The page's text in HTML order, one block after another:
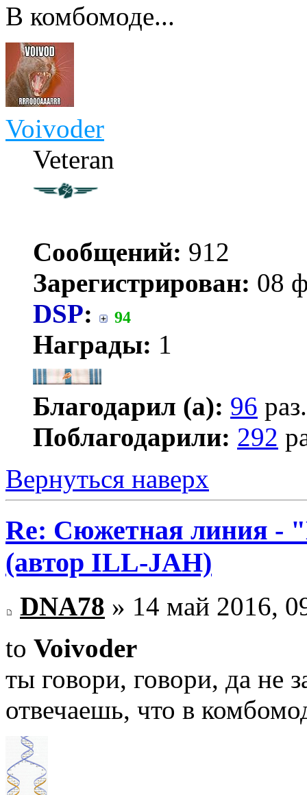
В комбомоде...
Voivoder
Veteran
Сообщений: 912
Зарегистрирован: 08
DSP: 94
Награды: 1
Благодарил (а): 96 раз.
Поблагодарили: 292
Вернуться наверх
Re: Сюжетная линия -
(автор ILL-JAH)
DNA78 » 14 май 2016,
to Voivoder
ты говори, говори, да не
отвечаешь, что в